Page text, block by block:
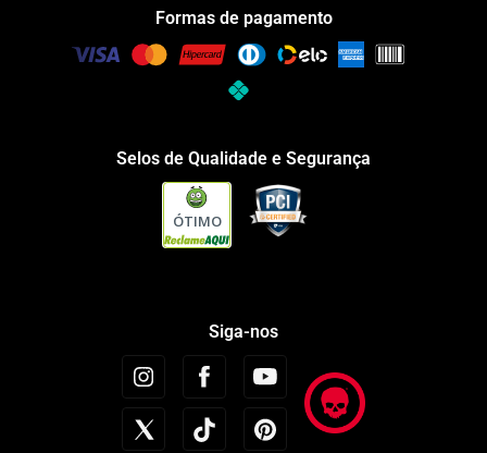
Formas de pagamento
Selos de Qualidade e Segurança
ÓTIMO
Siga-nos